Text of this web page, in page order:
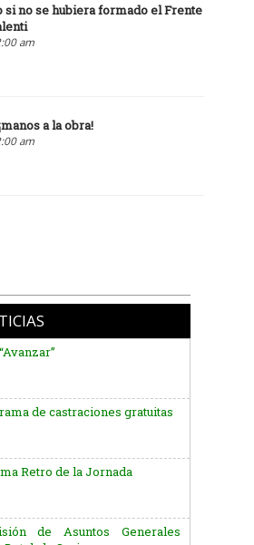
si no se hubiera formado el Frente
am
a la obra!
am
de castraciones gratuitas
Retro de la Jornada
de Asuntos Generales